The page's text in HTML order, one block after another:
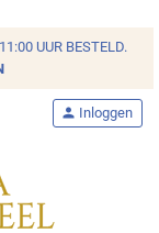
UUR BESTELD.
person Inloggen